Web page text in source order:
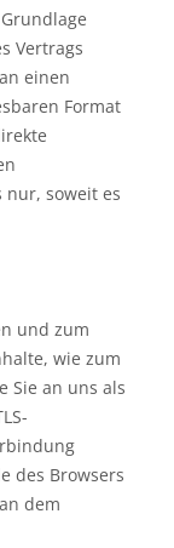
Vertrags
einen
Format
soweit es
und zum
wie zum
Sie an uns als
des Browsers
dem